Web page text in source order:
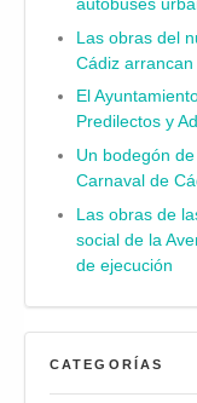
autobuses
Las obras del
Cádiz
El
Predilectos y
Un bodegón
Carnaval de
Las obras de
social de la
de ejecución
CATEGORÍAS